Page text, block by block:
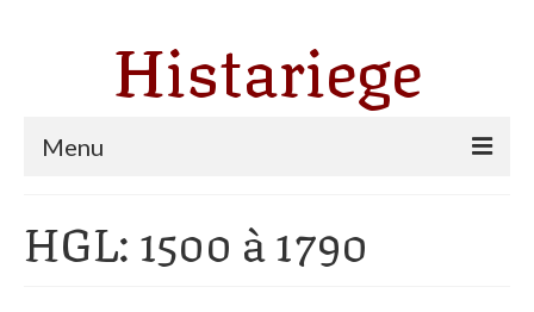
Histariege
Menu
Thèmes
HGL: 1500 à 1790